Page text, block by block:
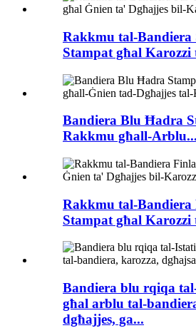
Rakkmu tal-Bandiera
Stampat għal
Bandiera Blu Ħadra
Rakkmu għall-Arblu...
Rakkmu tal-Bandiera
Stampat għal Karozzi
Bandiera blu rqiqa
għal arblu tal-
dgħajjes, ga...